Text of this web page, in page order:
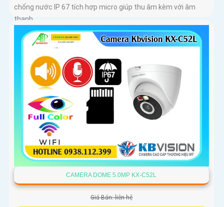
chống nước IP 67 tích hợp micro giúp thu âm kèm với âm
thanh
CAMERA DOME 5.0MP KX-C52L
Giá Bán: liên hệ